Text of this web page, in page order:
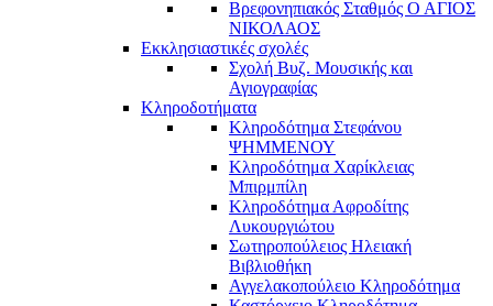
Βρεφονηπιακός Σταθμός Ο ΑΓΙΟΣ
ΝΙΚΟΛΑΟΣ
Εκκλησιαστικές σχολές
Σχολή Βυζ. Μουσικής και
Αγιογραφίας
Κληροδοτήματα
Κληροδότημα Στεφάνου
ΨΗΜΜΕΝΟΥ
Κληροδότημα Χαρίκλειας
Μπιρμπίλη
Κληροδότημα Αφροδίτης
Λυκουργιώτου
Σωτηροπούλειος Ηλειακή
Βιβλιοθήκη
Αγγελακοπούλειο Κληροδότημα